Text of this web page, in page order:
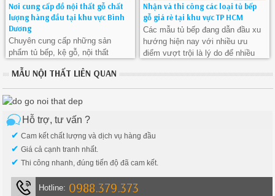
Nơi cung cấp đồ nội thất gỗ chất
lượng hàng đầu tại khu vực Bình
Dương
Chuyên cung cấp những sản
phẩm tủ bếp, kệ gỗ, nội thất
bếp, văn phòng... với những dòng
nội thất chất lượng đảm bảo về
độ bền thẩm mỹ cho không gian
Nhận và thi công các loại tủ bếp
gỗ giá rẻ tại khu vực TP HCM
Các mẫu tủ bếp đang dẫn đầu xu
hướng hiện nay với nhiều ưu
điểm vượt trội là lý do để nhiều
MẪU NỘI THẤT LIÊN QUAN
Hỗ trợ, tư vấn ?
✔ Cam kết chất lượng và dịch vụ hàng đầu
✔ Giá cả cạnh tranh nhất.
✔ Thi công nhanh, đúng tiến độ đã cam kết.
Hotline: 0988.379.373